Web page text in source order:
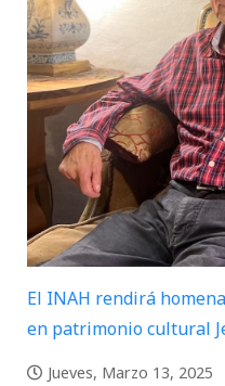
El INAH rendirá
en patrimonio cultural
Jueves, Marzo 13, 2025